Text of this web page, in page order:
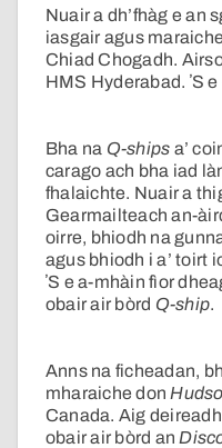
Nuair a dh’fhàg e an
iasgair agus
Chiad Chogadh.
HMS Hyderabad. ʼS e
Bha na Q-ships a’
carago ach bha iad
fhalaichte. Nuair a
Gearmailteach an-
oirre, bhiodh na
agus bhiodh i a’ toirt
ʼS e a-mhàin fìor
obair air bòrd Q-ship.
Anns na ficheadan,
mharaiche don
Canada. Aig
obair air bòrd an